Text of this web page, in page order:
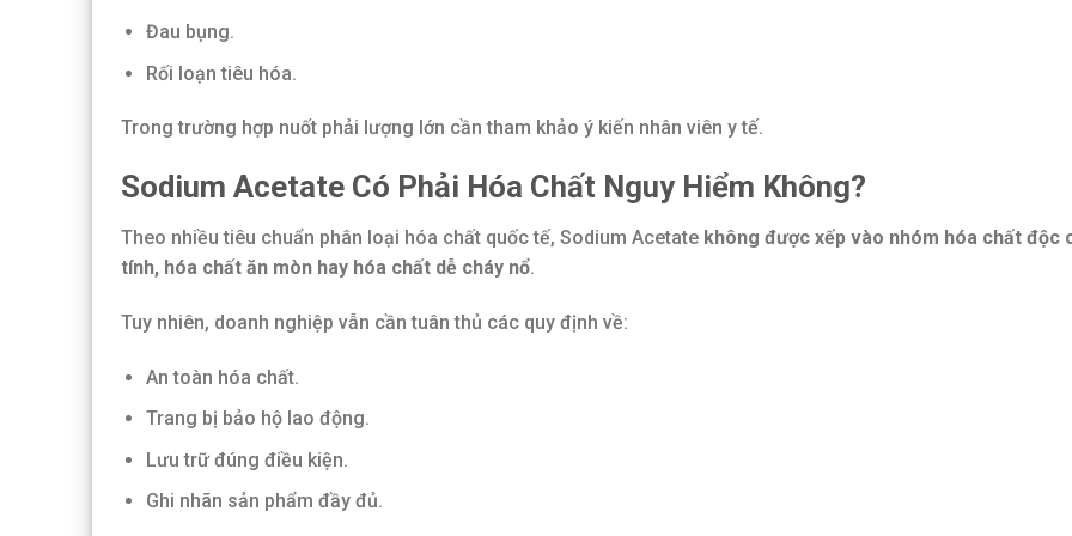
Đau bụng.
Rối loạn tiêu hóa.
Trong trường hợp nuốt phải lượng lớn cần tham khảo ý kiến nhân viên y tế.
Sodium Acetate Có Phải Hóa Chất Nguy Hiểm Không?
Theo nhiều tiêu chuẩn phân loại hóa chất quốc tế, Sodium Acetate không được xếp vào nhóm hóa chất độc
tính, hóa chất ăn mòn hay hóa chất dễ cháy nổ.
Tuy nhiên, doanh nghiệp vẫn cần tuân thủ các quy định về:
An toàn hóa chất.
Trang bị bảo hộ lao động.
Lưu trữ đúng điều kiện.
Ghi nhãn sản phẩm đầy đủ.